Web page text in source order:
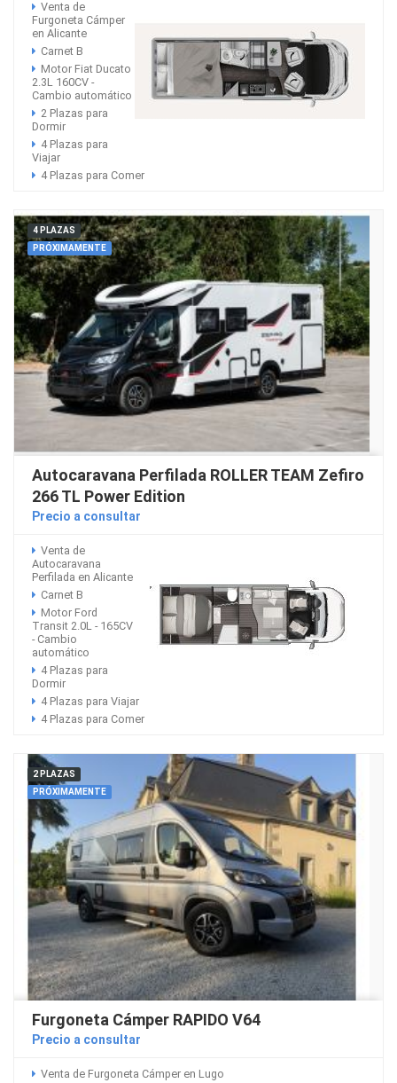
Venta de
Furgoneta Cámper
en Alicante
Carnet B
Motor Fiat Ducato
2.3L 160CV -
Cambio automático
2 Plazas para
Dormir
4 Plazas para
Viajar
4 Plazas para Comer
4 PLAZAS
PRÓXIMAMENTE
Autocaravana Perfilada ROLLER TEAM Zefiro
266 TL Power Edition
Precio a consultar
Venta de
Autocaravana
Perfilada en Alicante
Carnet B
Motor Ford
Transit 2.0L - 165CV
- Cambio
automático
4 Plazas para
Dormir
4 Plazas para Viajar
4 Plazas para Comer
2 PLAZAS
PRÓXIMAMENTE
Furgoneta Cámper RAPIDO V64
Precio a consultar
Venta de Furgoneta Cámper en Lugo